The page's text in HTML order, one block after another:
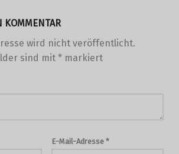
KOMMENTAR
wird nicht veröffentlicht.
sind mit *markiert
E-Mail-Adresse *